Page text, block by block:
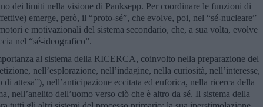
dei limiti nella visione di Panksepp. Per coordinare le funzioni di
emerge, però, il “proto-sé”, che evolve, poi, nel “sé-nucleare”
e motivazionali del sistema secondario, che, a sua volta, evolve
nel “sé-ideografico”.
al sistema della RICERCA, coinvolto nella preparazione del
nell’esplorazione, nell’indagine, nella curiosità, nell’interesse,
di attesa”), nell’anticipazione eccitata ed euforica, nella ricerca della
nell’anelito dell’uomo verso ciò che è altro da sé. Il sistema della